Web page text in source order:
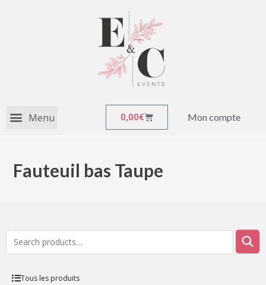
0,00€ Mon compte
Fauteuil bas Taupe
Tous les produits